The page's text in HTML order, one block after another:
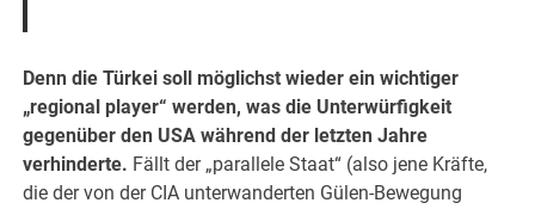
Denn die Türkei soll möglichst wieder ein wichtiger
„regional player“ werden, was die Unterwürfigkeit
gegenüber den USA während der letzten Jahre
verhinderte. Fällt der „parallele Staat“ (also jene Kräfte,
die der von der CIA unterwanderten Gülen-Bewegung